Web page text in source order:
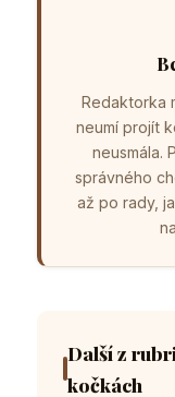
Redaktorka
neumí projít
neusmála.
správného
až po rady,
Další z
kočkách